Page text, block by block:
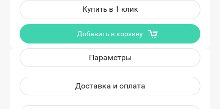
Добавить в корзину
Купить в 1 клик
Параметры
Доставка и оплата